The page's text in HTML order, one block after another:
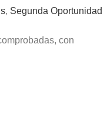
, Segunda Oportunidad
con